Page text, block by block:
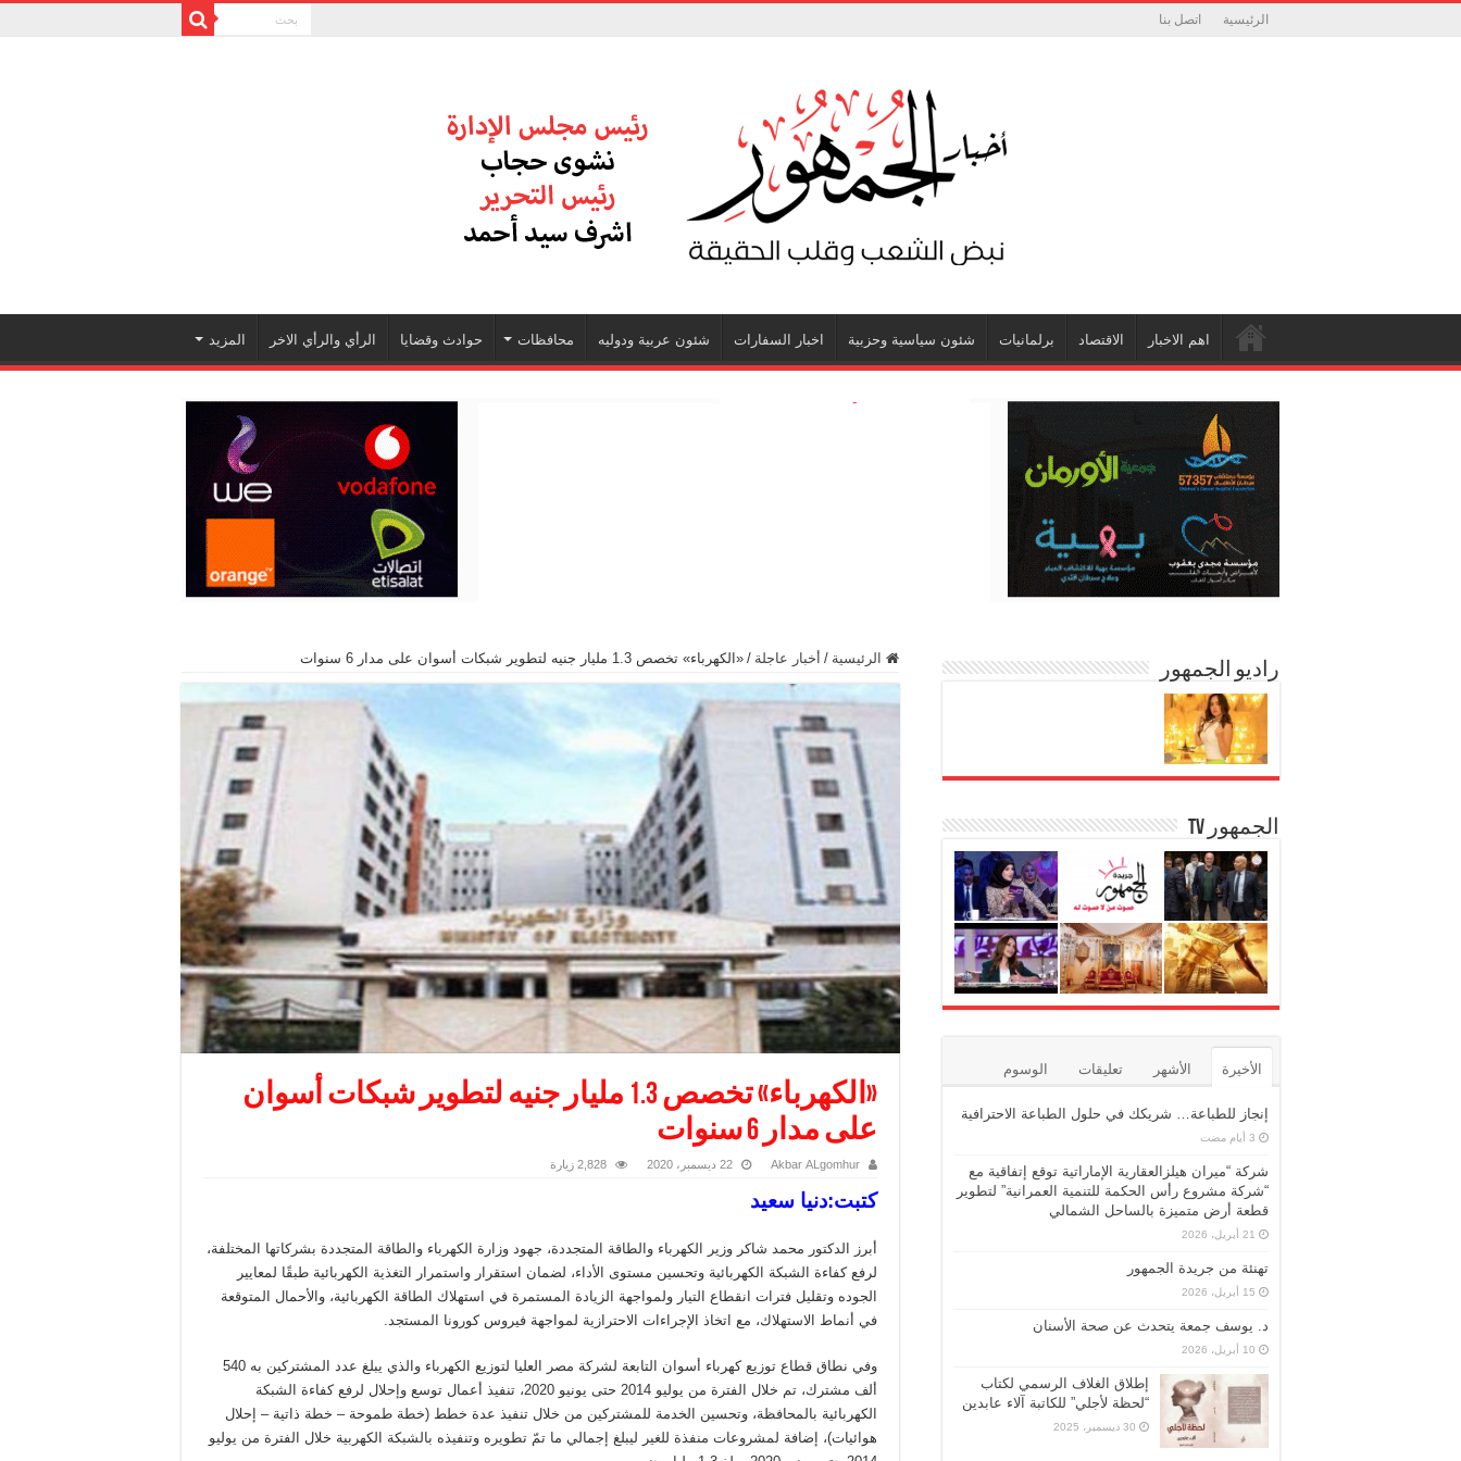
الرئيسية اتصل بنا
اهم الاخبار الاقتصاد برلمانيات شئون سياسية وحزبية اخبار السفارات شئون عربية ودوليه محافظات حوادث وقضايا الرأي والرأي الاخر المزيد
الرئيسية / أخبار عاجلة / «الكهرباء» تخصص 1.3 مليار جنيه لتطوير شبكات أسوان على مدار 6 سنوات
«الكهرباء» تخصص 1.3 مليار جنيه لتطوير شبكات أسوان
على مدار 6 سنوات
Akbar ALgomhur 22 ديسمبر، 2020 2,828 زيارة
كتبت:دنيا سعيد
أبرز الدكتور محمد شاكر وزير الكهرباء والطاقة المتجددة، جهود وزارة الكهرباء والطاقة المتجددة بشركاتها المختلفة،
لرفع كفاءة الشبكة الكهربائية وتحسين مستوى الأداء، لضمان استقرار واستمرار التغذية الكهربائية طبقًا لمعايير
الجوده وتقليل فترات انقطاع التيار ولمواجهة الزيادة المستمرة في استهلاك الطاقة الكهربائية، والأحمال المتوقعة
في أنماط الاستهلاك، مع اتخاذ الإجراءات الاحترازية لمواجهة فيروس كورونا المستجد.
وفي نطاق قطاع توزيع كهرباء أسوان التابعة لشركة مصر العليا لتوزيع الكهرباء والذي يبلغ عدد المشتركين به 540
ألف مشترك، تم خلال الفترة من يوليو 2014 حتى يونيو 2020، تنفيذ أعمال توسع وإحلال لرفع كفاءة الشبكة
الكهربائية بالمحافظة، وتحسين الخدمة للمشتركين من خلال تنفيذ عدة خطط (خطة طموحة – خطة ذاتية – إحلال
هوائيات)، إضافة لمشروعات منفذة للغير ليبلغ إجمالي ما تمّ تطويره وتنفيذه بالشبكة الكهربية خلال الفترة من يوليو
راديو الجمهور
الجمهور TV
الأخيرة الأشهر تعليقات الوسوم
إنجاز للطباعة… شريكك في حلول الطباعة الاحترافية
شركة “ميران هيلزالعقارية الإماراتية توقع إتفاقية مع
“شركة مشروع رأس الحكمة للتنمية العمرانية” لتطوير
قطعة أرض متميزة بالساحل الشمالي
21 أبريل، 2026
تهنئة من جريدة الجمهور
15 أبريل، 2026
د. يوسف جمعة يتحدث عن صحة الأسنان
10 أبريل، 2026
إطلاق الغلاف الرسمي لكتاب
“لحظة لأجلي” للكاتبة آلاء عابدين
30 ديسمبر، 2025